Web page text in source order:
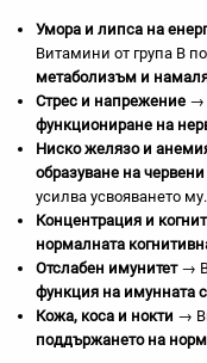
Умора и липса на
Витамини от група B
метаболизъм и
Стрес и напрежение →
функциониране на
Ниско желязо и
образуване на
усилва усвояването му.
Концентрация и
нормалната
Отслабен имунитет→
функция на имунната
Кожа, коса и нокти →
поддържането на